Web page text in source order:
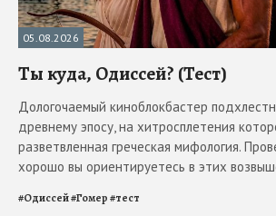
05.08.2026
Ты куда, Одиссей? (Тест)
Дологочаемый киноблокбастер
древнему эпосу, на хитросплетения
разветвленная греческая мифология.
хорошо вы ориентируетесь в этих
#Одиссей#Гомер#тест